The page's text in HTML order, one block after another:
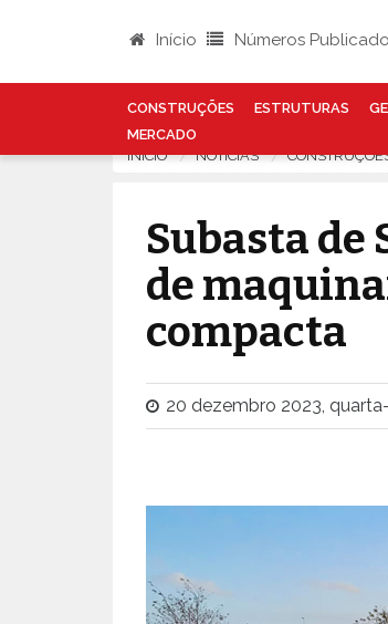
Início Números
CONSTRUÇÕES ESTRUTURAS
MERCADO
INÍCIO NOTÍCIAS
Subasta de
de
compacta
20 dezembro 2023,